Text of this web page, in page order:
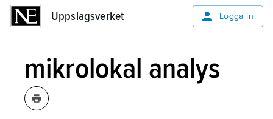
Uppslagsverket Logga in
mikrolokal analys